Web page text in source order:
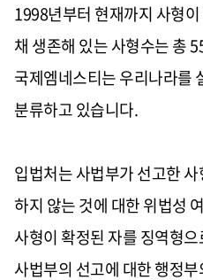
1998년부터 현재까지 사형
채 생존해 있는 사형수는 총
국제엠네스티는 우리나라를
분류하고 있습니다.
입법처는 사법부가 선고한
하지 않는 것에 대한 위법성
사형이 확정된 자를 징역형
사법부의 선고에 대한 행정